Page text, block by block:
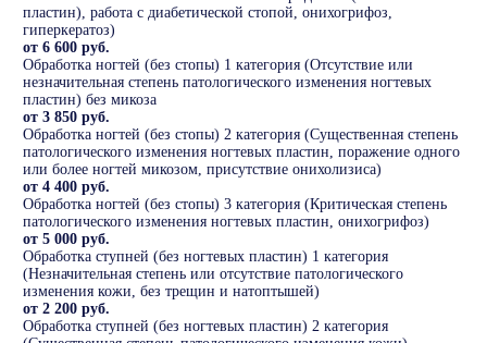
пластин), работа с диабетической стопой, онихогрифоз,
гиперкератоз)
от 6 600 руб.
Обработка ногтей (без стопы) 1 категория (Отсутствие или
незначительная степень патологического изменения ногтевых
пластин) без микоза
от 3 850 руб.
Обработка ногтей (без стопы) 2 категория (Существенная степень
патологического изменения ногтевых пластин, поражение одного
или более ногтей микозом, присутствие онихолизиса)
от 4 400 руб.
Обработка ногтей (без стопы) 3 категория (Критическая степень
патологического изменения ногтевых пластин, онихогрифоз)
от 5 000 руб.
Обработка ступней (без ногтевых пластин) 1 категория
(Незначительная степень или отсутствие патологического
изменения кожи, без трещин и натоптышей)
от 2 200 руб.
Обработка ступней (без ногтевых пластин) 2 категория